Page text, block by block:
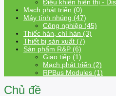
Điều khiển hiển thị -
Mạch phát triển (0)
Máy tính nhúng (47)
Công nghiệp (45)
Thiếc hàn, chì hàn (3)
Thiết bị sản xuất (7)
Sản phẩm R&P (6)
Giao tiếp (1)
Mạch phát triển (2)
RPBus Modules (1)
Chủ đề